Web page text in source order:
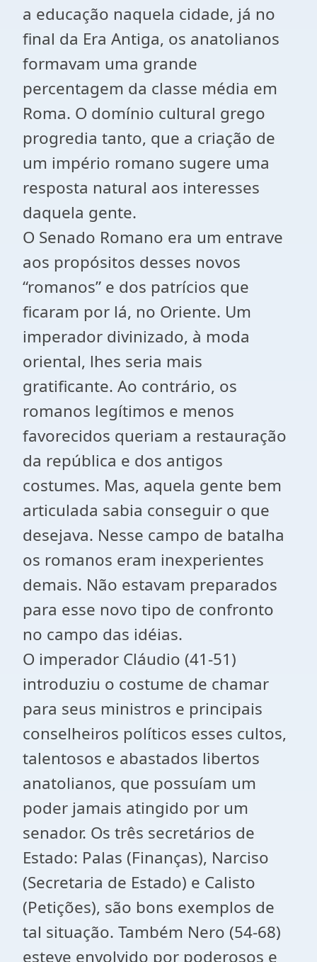
a educação naquela cidade, já no
final da Era Antiga, os anatolianos
formavam uma grande
percentagem da classe média em
Roma. O domínio cultural grego
progredia tanto, que a criação de
um império romano sugere uma
resposta natural aos interesses
daquela gente.
O Senado Romano era um entrave
aos propósitos desses novos
“romanos” e dos patrícios que
ficaram por lá, no Oriente. Um
imperador divinizado, à moda
oriental, lhes seria mais
gratificante. Ao contrário, os
romanos legítimos e menos
favorecidos queriam a restauração
da república e dos antigos
costumes. Mas, aquela gente bem
articulada sabia conseguir o que
desejava. Nesse campo de batalha
os romanos eram inexperientes
demais. Não estavam preparados
para esse novo tipo de confronto
no campo das idéias.
O imperador Cláudio (41-51)
introduziu o costume de chamar
para seus ministros e principais
conselheiros políticos esses cultos,
talentosos e abastados libertos
anatolianos, que possuíam um
poder jamais atingido por um
senador. Os três secretários de
Estado: Palas (Finanças), Narciso
(Secretaria de Estado) e Calisto
(Petições), são bons exemplos de
tal situação. Também Nero (54-68)
esteve envolvido por poderosos e